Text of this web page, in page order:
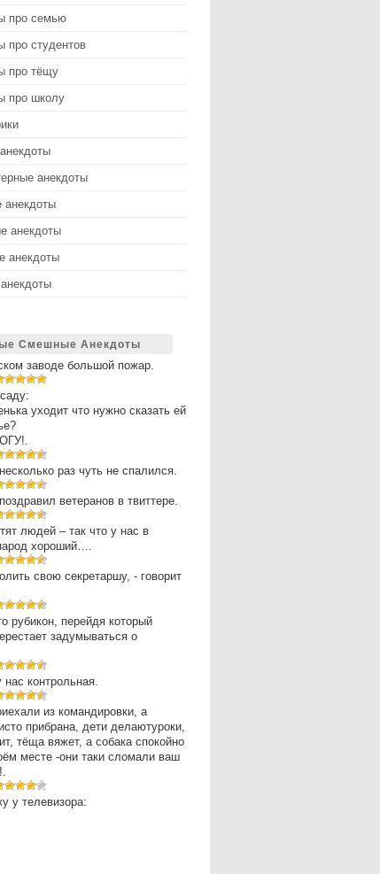
про семью
про студентов
про тёщу
про школу
анекдоты
анекдоты
анекдоты
анекдоты
Смешные Анекдоты
заводе большой пожар.
уходит что нужно сказать ей
раз чуть не спалился.
ветеранов в твиттере.
людей – так что у нас в
хороший….
свою секретаршу, - говорит
рубикон, перейдя который
задумываться о
нас контрольная.
из командировки, а
прибрана, дети делаютуроки,
тёща вяжет, а собака спокойно
месте -они таки сломали ваш
у телевизора: